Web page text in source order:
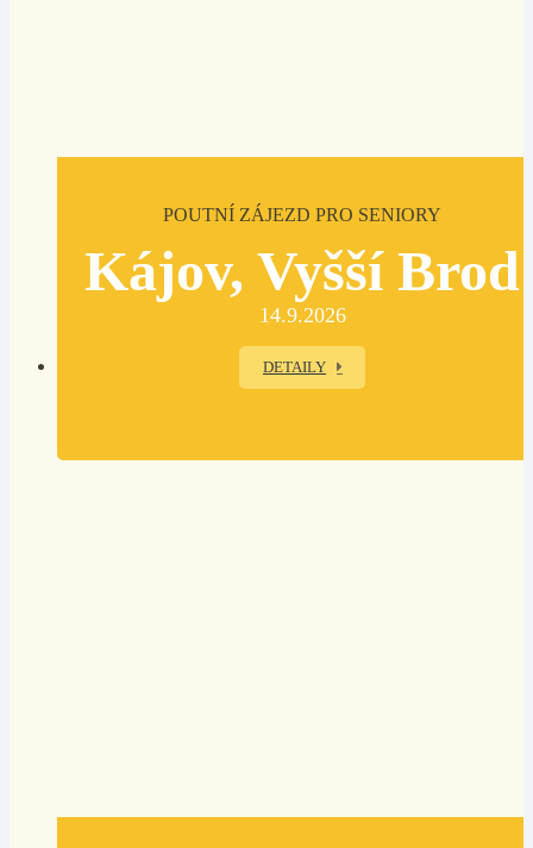
POUTNÍ ZÁJEZD PRO SENIORY
Kájov, Vyšší Brod
14.9.2026
DETAILY